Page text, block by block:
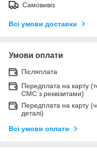
Самовивіз
Всі умови доставки
Умови оплати
Післяплата
Передплата на карту
СМС з реквізитами)
Передплата на карту
деталі)
Всі умови оплати